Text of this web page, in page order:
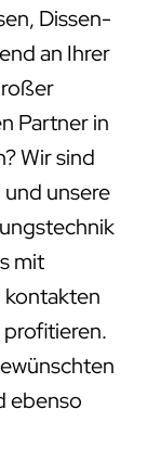
Dissen-
an Ihrer
Partner in
Wir sind
unsere
mit
kontakten
profitieren.
ebenso